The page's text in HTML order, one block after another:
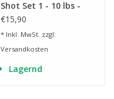
Shot Set 1 - 10 lbs -
950 mm
€15,90
* Inkl. MwSt. zzgl.
Versandkosten
Lagernd